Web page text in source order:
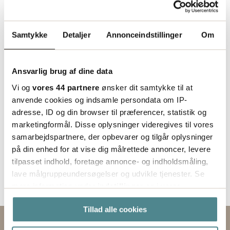
Samtykke Detaljer Annonceindstillinger Om
Ansvarlig brug af dine data
Vi og vores 44 partnere ønsker dit samtykke til at
anvende cookies og indsamle persondata om IP-
adresse, ID og din browser til præferencer, statistik og
marketingformål. Disse oplysninger videregives til vores
samarbejdspartnere, der opbevarer og tilgår oplysninger
på din enhed for at vise dig målrettede annoncer, levere
tilpasset indhold, foretage annonce- og indholdsmåling,
lave målgruppeundersøgelser og udvikle tjenester. Se
mere information underindstillingerog i vores
persondatapolitik. Du kan altid trække dit samtykke
tilbage eller ændre indstillinger fra vores
"Cookiedeklaration", eller ved at trykke på "Privacy
Tillad alle cookies
Lagerført